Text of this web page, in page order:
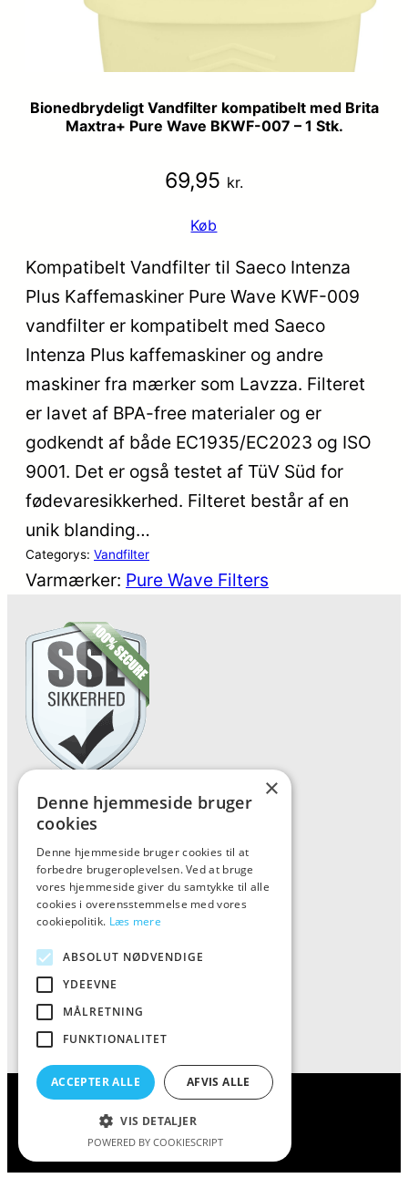
Bionedbrydeligt Vandfilter kompatibelt med Brita
Maxtra+ Pure Wave BKWF-007 – 1 Stk.
69,95 kr.
Køb
Kompatibelt Vandfilter til Saeco Intenza
Plus Kaffemaskiner Pure Wave KWF-009
vandfilter er kompatibelt med Saeco
Intenza Plus kaffemaskiner og andre
maskiner fra mærker som Lavzza. Filteret
er lavet af BPA-free materialer og er
godkendt af både EC1935/EC2023 og ISO
9001. Det er også testet af TüV Süd for
fødevaresikkerhed. Filteret består af en
unik blanding…
Categorys: Vandfilter
Varmærker: Pure Wave Filters
Forside
Kontakt
Oversigt artikler
Kiinkiintoktok
Tlf: 7876 8672
Mail:
Kiinkiintoktok – alt til din kaffe
Cookie- og privatlivspolitik Kontakt
×
Denne hjemmeside bruger
cookies
Denne hjemmeside bruger cookies til at
forbedre brugeroplevelsen. Ved at bruge
vores hjemmeside giver du samtykke til alle
cookies i overensstemmelse med vores
cookiepolitik. Læs mere
ABSOLUT NØDVENDIGE
YDEEVNE
MÅLRETNING
FUNKTIONALITET
ACCEPTER ALLE AFVIS ALLE
VIS DETALJER
POWERED BY COOKIESCRIPT